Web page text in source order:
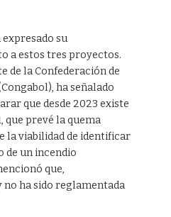
su
a estos tres proyectos.
de la Confederación de
ha señalado
que desde 2023 existe
que prevé la quema
la viabilidad de identificar
de un incendio
que,
ha sido reglamentada